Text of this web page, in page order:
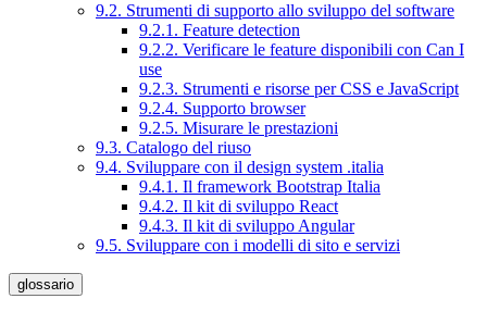
9.2. Strumenti di supporto allo sviluppo del software
9.2.1. Feature detection
9.2.2. Verificare le feature disponibili con Can I
use
9.2.3. Strumenti e risorse per CSS e JavaScript
9.2.4. Supporto browser
9.2.5. Misurare le prestazioni
9.3. Catalogo del riuso
9.4. Sviluppare con il design system .italia
9.4.1. Il framework Bootstrap Italia
9.4.2. Il kit di sviluppo React
9.4.3. Il kit di sviluppo Angular
9.5. Sviluppare con i modelli di sito e servizi
glossario